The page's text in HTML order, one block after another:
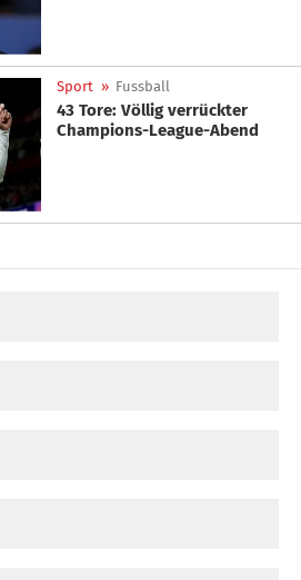
Sport » Fussball
43 Tore: Völlig verrückter
Champions-League-Abend